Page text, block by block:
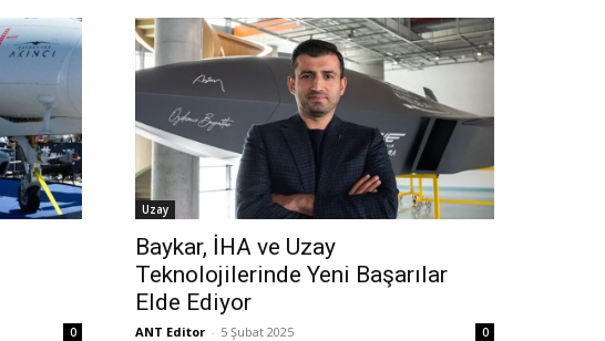
0
Uzay
Baykar, İHA ve Uzay
Teknolojilerinde Yeni Başarılar
Elde Ediyor
ANT Editor - 5 Şubat 2025 0